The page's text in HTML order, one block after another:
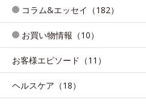
コラム&エッセイ（182）
お買い物情報（10）
お客様エピソード（11）
ヘルスケア（18）